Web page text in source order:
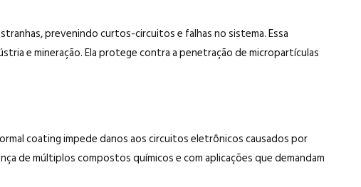
prevenindo curtos-circuitos e falhas no sistema. Essa
e mineração. Ela protege contra a penetração de micropartículas
coating impede danos aos circuitos eletrônicos causados por
de múltiplos compostos químicos e com aplicações que demandam